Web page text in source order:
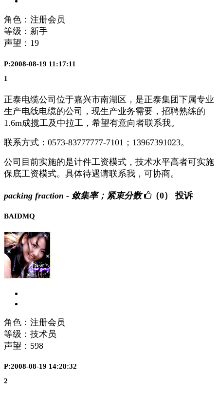
角色：注册会员
等级：新手
声望： 19
P:2008-08-19 11:17:11
1
正泰电缆公司位于嘉兴市南湖区，是正泰集团下属专业
生产电线电缆的公司，现生产业务需要，招聘熟练的
1.6m成揽工及中拉工，希望有意向者联系我。
联系方式：0573-83777777-7101；13967391023。
公司目前实施的是计件工资模式，技术水平高者可实施
保底工资模式。具体待遇请联系我，可协商。
packing fraction - 敛集率；紧束分数 （0） 投诉
BAIDMQ
角色：注册会员
等级：技术员
声望： 598
P:2008-08-19 14:28:32
2